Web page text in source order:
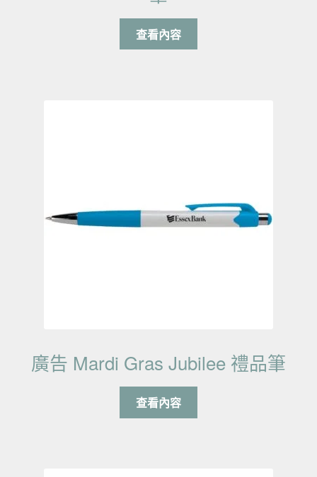
查看內容
廣告 Mardi Gras Jubilee 禮品筆
查看內容